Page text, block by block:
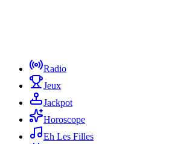
Radio
Jeux
Jackpot
Horoscope
Eh Les Filles